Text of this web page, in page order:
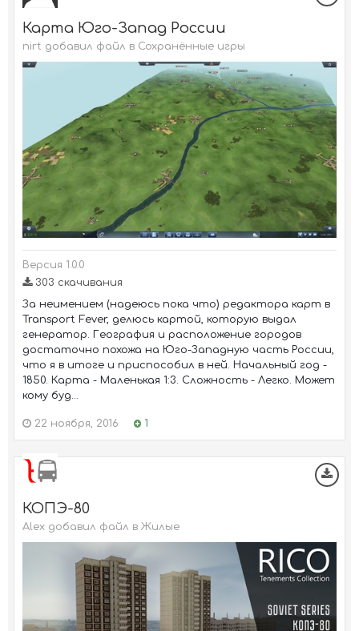
Карта Юго-Запад России
nirt добавил файл в Сохранённые игры
Версия 1.0.0
303 скачивания
За неимением (надеюсь пока что) редактора карт в
Transport Fever, делюсь картой, которую выдал
генератор. География и расположение городов
достаточно похожа на Юго-Западную часть России,
что я в итоге и приспособил в ней. Начальный год -
1850. Карта - Маленькая 1:3. Сложность - Легко. Может
кому буд...
22 ноября, 2016 1
КОПЭ-80
Alex добавил файл в Жилые